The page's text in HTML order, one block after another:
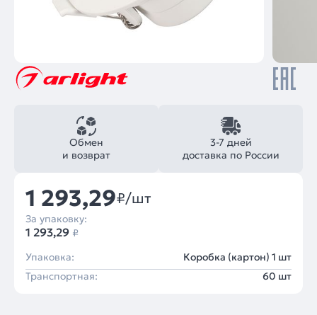
3-7 дней
доставка по России
Обмен
и возврат
1 293,29₽/шт
За упаковку:
1 293,29 ₽
Упаковка:
Коробка (картон) 1 шт
Транспортная:
60 шт